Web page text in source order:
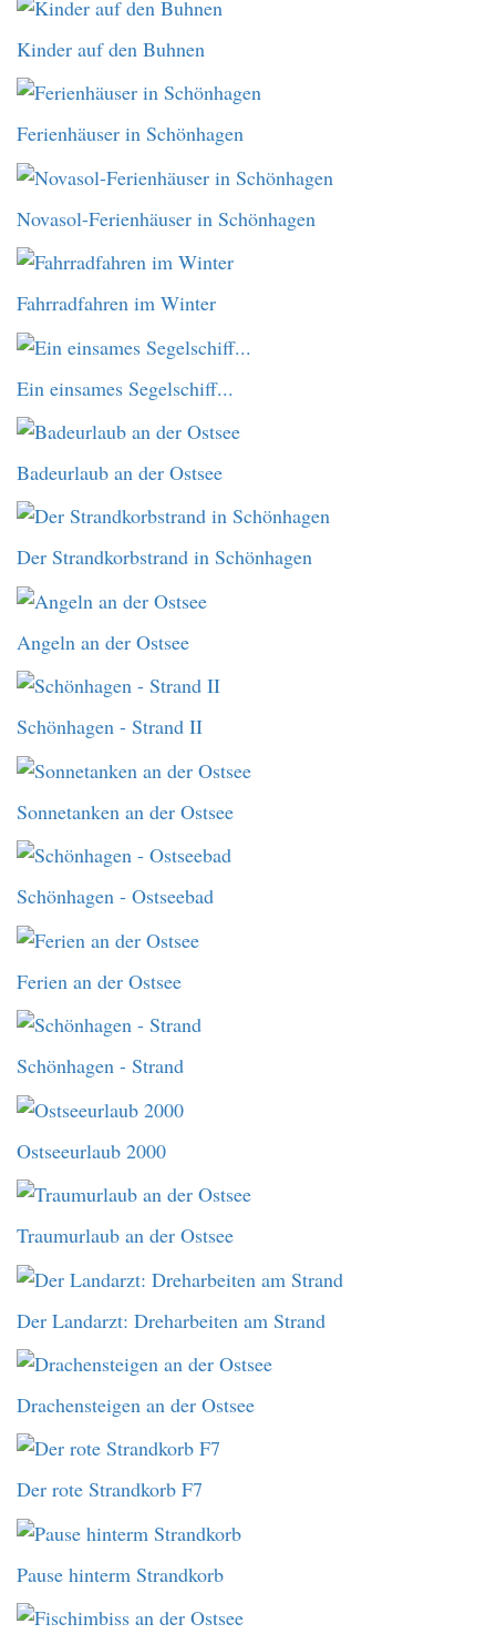
Kinder auf den Buhnen
Ferienhäuser in Schönhagen
Novasol-Ferienhäuser in Schönhagen
Fahrradfahren im Winter
Ein einsames Segelschiff...
Badeurlaub an der Ostsee
Der Strandkorbstrand in Schönhagen
Angeln an der Ostsee
Schönhagen - Strand II
Sonnetanken an der Ostsee
Schönhagen - Ostseebad
Ferien an der Ostsee
Schönhagen - Strand
Ostseeurlaub 2000
Traumurlaub an der Ostsee
Der Landarzt: Dreharbeiten am Strand
Drachensteigen an der Ostsee
Der rote Strandkorb F7
Pause hinterm Strandkorb